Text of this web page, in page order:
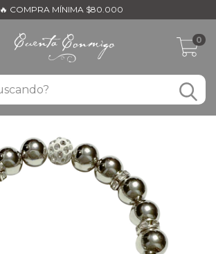
🔥 COMPRA MÍNIMA $80.000
0